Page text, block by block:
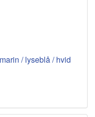
/ lyseblå / hvid